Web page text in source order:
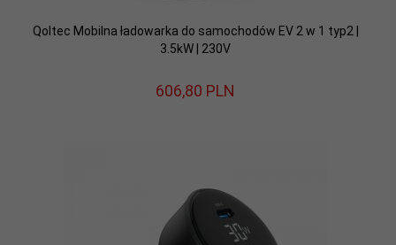
Qoltec Mobilna ładowarka do samochodów EV 2 w 1 typ2 |
3.5kW | 230V
606,80 PLN